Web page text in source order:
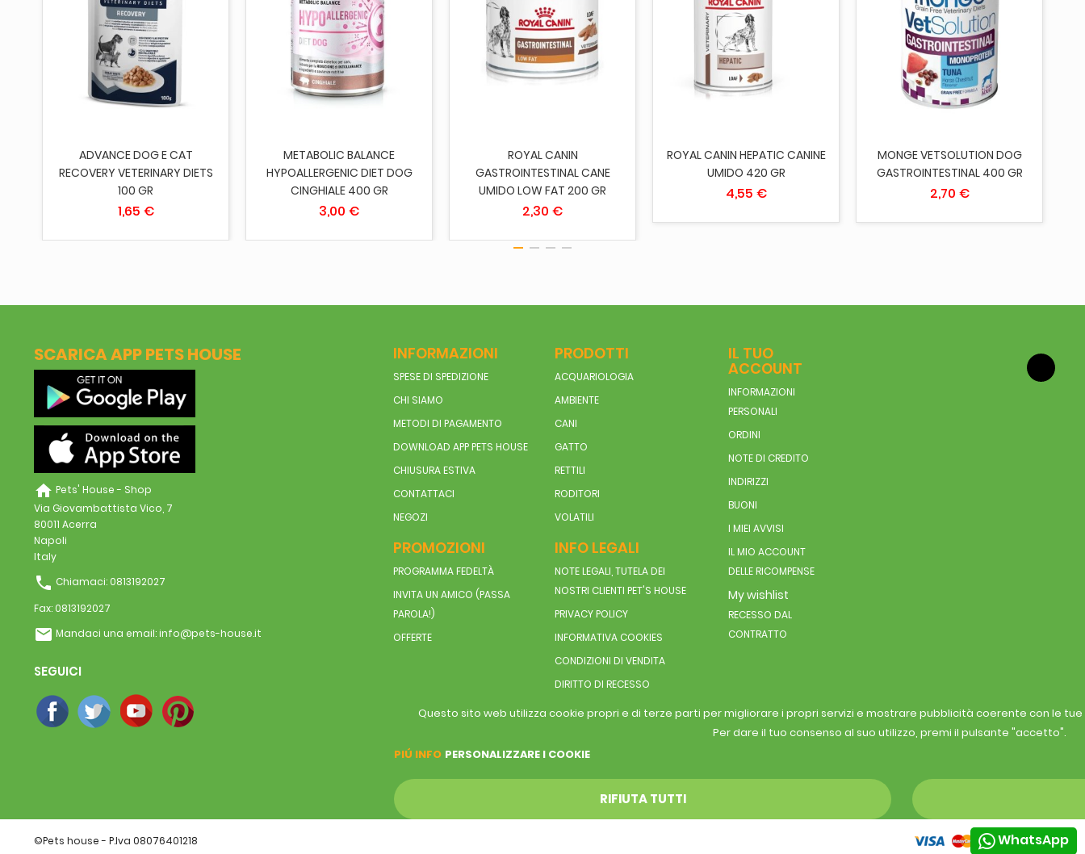
AGGIUNGI AL CARRELLO
ADVANCE DOG E CAT
RECOVERY VETERINARY DIETS
100 GR
1,65 €
AGGIUNGI AL CARRELLO
METABOLIC BALANCE
HYPOALLERGENIC DIET DOG
CINGHIALE 400 GR
3,00 €
AGGIUNGI AL CARRELLO
ROYAL CANIN
GASTROINTESTINAL CANE
UMIDO LOW FAT 200 GR
2,30 €
ESAURITO
ROYAL CANIN HEPATIC CANINE
UMIDO 420 GR
4,55 €
AGGIUNGI AL CARRELLO
MONGE VETSOLUTION DOG
GASTROINTESTINAL 400 GR
2,70 €
WhatsApp
SCARICA APP PETS HOUSE
home Pets' House - Shop
Via Giovambattista Vico, 7
80011 Acerra
Napoli
Italy
phone Chiamaci: 0813192027
Fax: 0813192027
email Mandaci una email:info@pets-house.it
SEGUICI
INFORMAZIONI
SPESE DI SPEDIZIONE
CHI SIAMO
METODI DI PAGAMENTO
DOWNLOAD APP PETS HOUSE
CHIUSURA ESTIVA
CONTATTACI
NEGOZI
PRODOTTI
ACQUARIOLOGIA
AMBIENTE
CANI
GATTO
RETTILI
RODITORI
VOLATILI
PROMOZIONI
PROGRAMMA FEDELTÀ
INVITA UN AMICO (PASSA
PAROLA!)
OFFERTE
INFO LEGALI
NOTE LEGALI, TUTELA DEI
NOSTRI CLIENTI PET'S HOUSE
PRIVACY POLICY
INFORMATIVA COOKIES
CONDIZIONI DI VENDITA
DIRITTO DI RECESSO
IL TUO
ACCOUNT
INFORMAZIONI
PERSONALI
ORDINI
NOTE DI CREDITO
INDIRIZZI
BUONI
I MIEI AVVISI
IL MIO ACCOUNT
DELLE RICOMPENSE
My wishlist
RECESSO DAL
CONTRATTO
Questo sito web utilizza cookie propri e di terze parti per migliorare i propri servizi e mostrare pubblicità coerente con le
Per dare il tuo consenso al suo utilizzo, premi il pulsante "accetto".
PIÚ INFO PERSONALIZZARE I COOKIE
RIFIUTA TUTTI
©Pets house - P.Iva 08076401218